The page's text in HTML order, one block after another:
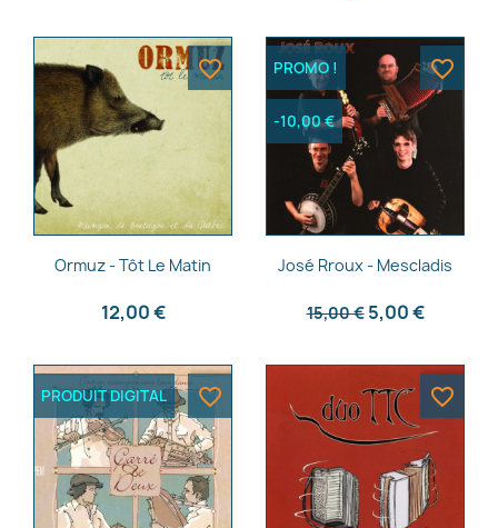
Aperçu rapide
Ormuz - Tôt Le Matin
12,00 €
favorite_border
 Aperçu rapide
José Rroux - Mescladis
15,00 € 5,00 €
PROMO !
-10,00 €
favorite_border
PRODUIT DIGITAL favorite_border favorite_border